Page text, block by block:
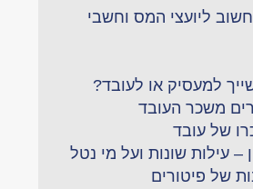
ליועצי המס וחשבי
למעסיק או לעובד?
משכר העובד
של עובד
– עילות שונות ועל מי נטל
של פיטורים